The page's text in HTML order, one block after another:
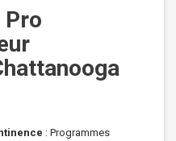
Pro
: Programmes